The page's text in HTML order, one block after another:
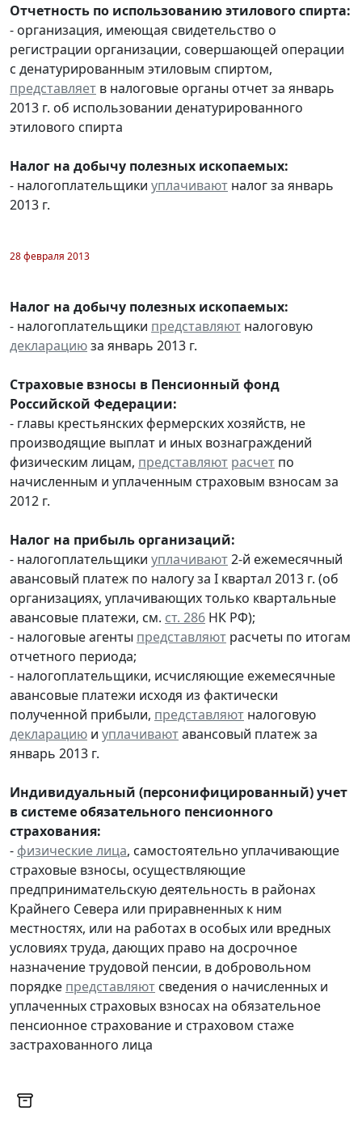
Отчетность по использованию этилового спирта:
- организация, имеющая свидетельство о
регистрации организации, совершающей операции
с денатурированным этиловым спиртом,
представляет в налоговые органы отчет за январь
2013 г. об использовании денатурированного
этилового спирта
Налог на добычу полезных ископаемых:
- налогоплательщики уплачивают налог за январь
2013 г.
28 февраля 2013
Налог на добычу полезных ископаемых:
- налогоплательщики представляют налоговую
декларациюза январь 2013 г.
Страховые взносы в Пенсионный фонд
Российской Федерации:
- главы крестьянских фермерских хозяйств, не
производящие выплат и иных вознаграждений
физическим лицам, представляют расчет по
начисленным и уплаченным страховым взносам за
2012 г.
Налог на прибыль организаций:
- налогоплательщики уплачивают2-й ежемесячный
авансовый платеж по налогу за I квартал 2013 г. (об
организациях, уплачивающих только квартальные
авансовые платежи, см. ст. 286 НК РФ);
- налоговые агенты представляют расчеты по итогам
отчетного периода;
- налогоплательщики, исчисляющие ежемесячные
авансовые платежи исходя из фактически
полученной прибыли, представляют налоговую
декларацию и уплачиваютавансовый платеж за
январь 2013 г.
Индивидуальный (персонифицированный) учет
в системе обязательного пенсионного
страхования:
- физические лица, самостоятельно уплачивающие
страховые взносы, осуществляющие
предпринимательскую деятельность в районах
Крайнего Севера или приравненных к ним
местностях, или на работах в особых или вредных
условиях труда, дающих право на досрочное
назначение трудовой пенсии, в добровольном
порядке представляют сведения о начисленных и
уплаченных страховых взносах на обязательное
пенсионное страхование и страховом стаже
застрахованного лица